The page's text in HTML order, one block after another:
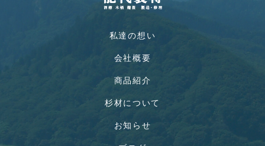
私達の想い
会社概要
商品紹介
杉材について
お知らせ